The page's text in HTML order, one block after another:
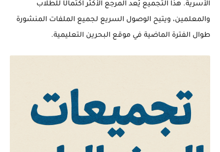
الأسرية. هذا التجميع يُعد المرجع الأكثر اكتمالًا للطلاب
والمعلمين، ويتيح الوصول السريع لجميع الملفات المنشورة
طوال الفترة الماضية في موقع البحرين التعليمية.